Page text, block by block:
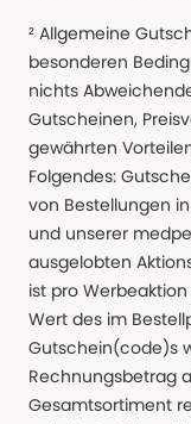
² Allgemeine
besonderen
nichts
Gutscheinen,
gewährten
Folgendes:
von Bestellungen
und unserer
ausgelobten
ist pro
Wert des im
Gutschein(code)s
Rechnungsbetrag
Gesamtsortiment